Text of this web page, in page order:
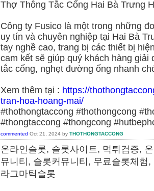
Thợ Thông Tắc Cống Hai Bà Trưng
Công ty Fusico là một trong những
uy tín và chuyên nghiệp tại Hai Bà
tay nghề cao, trang bị các thiết bị
cam kết sẽ giúp quý khách hàng
tắc cống, nghẹt đường ống nhanh
Xem thêm tại : https://
tran-hoa-hoang-mai/
#thothongtaccong #thothongcong
#thongtaccong #thongcong
commented Oct 21, 2024 by THOTHONGTACCONG
온라인슬롯, 슬롯사이트, 먹튀검증,
뮤니티, 슬롯커뮤니티, 무료슬롯체험
라그마틱슬롯